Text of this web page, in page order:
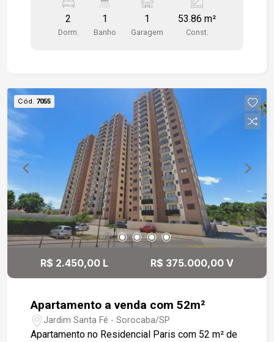
piso porcelanato. wc social com box em vidro e
gabinete. 1 vaga de garagem Localizado próximo
ao shopping e fácil acesso a Rodovia Raposo
2
Dorm.
1
Banho
1
Garagem
53.86 m²
Const.
Cód. 7055
R$ 2.450,00 L R$ 375.000,00 V
Apartamento a venda com 52m²
Jardim Santa Fé - Sorocaba/SP
Apartamento no Residencial Paris com 52 m² de